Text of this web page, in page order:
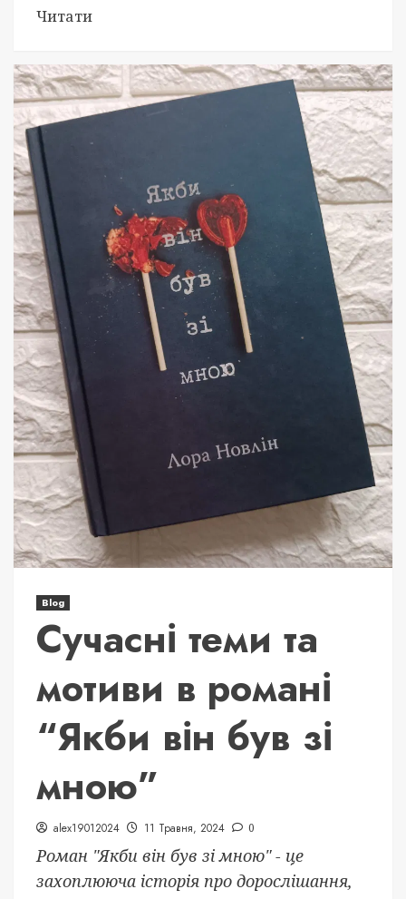
Читати
Blog
Сучасні теми та
мотиви в романі
“Якби він був зі
мною”
alex19012024 11 Травня, 2024 0
Роман "Якби він був зі мною" - це
захоплююча історія про дорослішання,